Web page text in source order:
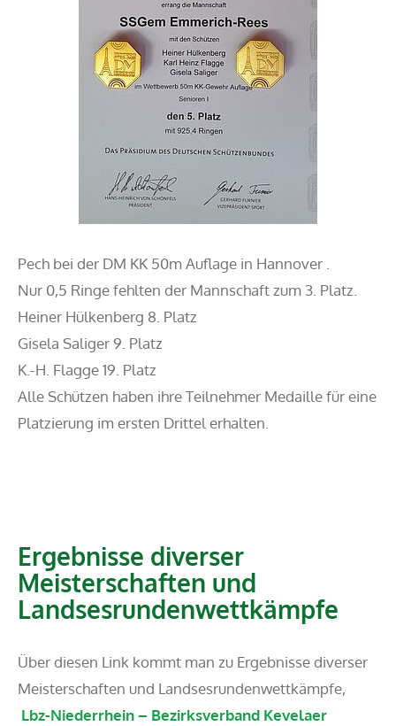
Pech bei der DM KK 50m Auflage in Hannover .
Nur 0,5 Ringe fehlten der Mannschaft zum 3. Platz.
Heiner Hülkenberg 8. Platz
Gisela Saliger 9. Platz
K.-H. Flagge 19. Platz
Alle Schützen haben ihre Teilnehmer Medaille für eine
Platzierung im ersten Drittel erhalten.
Ergebnisse diverser
Meisterschaften und
Landsesrundenwettkämpfe
Über diesen Link kommt man zu Ergebnisse diverser
Meisterschaften und Landsesrundenwettkämpfe,
Lbz-Niederrhein – Bezirksverband Kevelaer